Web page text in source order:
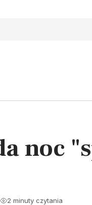
noc
2 minuty czytania